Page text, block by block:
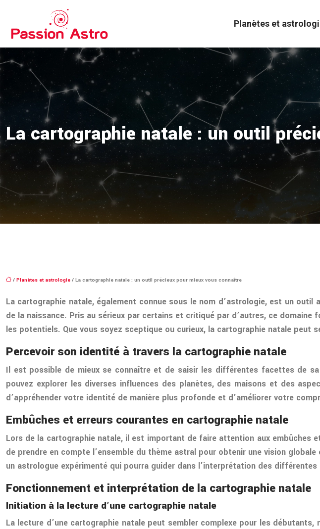
Planètes et
La cartographie natale : un outil
/ Planètes et astrologie / La cartographie natale : un outil précieux pour mieux vous connaître
La cartographie natale, également connue sous le nom d’astrologie, est un
de la naissance. Pris au sérieux par certains et critiqué par d’autres, ce
les potentiels. Que vous soyez sceptique ou curieux, la cartographie natale peut
Percevoir son identité à travers la cartographie natale
Il est possible de mieux se connaître et de saisir les différentes facettes de
pouvez explorer les diverses influences des planètes, des maisons et des
d’appréhender votre identité de manière plus profonde et d’améliorer votre
Embûches et erreurs courantes en cartographie natale
Lors de la cartographie natale, il est important de faire attention aux
de prendre en compte l’ensemble du thème astral pour obtenir une vision
un astrologue expérimenté qui pourra guider dans l’interprétation des
Fonctionnement et interprétation de la cartographie natale
Initiation à la lecture d’une cartographie natale
La lecture d’une cartographie natale peut sembler complexe pour les